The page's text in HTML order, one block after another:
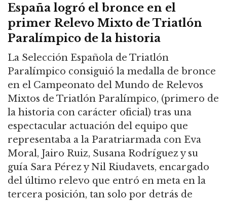
España logró el bronce en el
primer Relevo Mixto de Triatlón
Paralímpico de la historia
La Selección Española de Triatlón
Paralímpico consiguió la medalla de bronce
en el Campeonato del Mundo de Relevos
Mixtos de Triatlón Paralímpico, (primero de
la historia con carácter oficial) tras una
espectacular actuación del equipo que
representaba a la Paratriarmada con Eva
Moral, Jairo Ruiz, Susana Rodríguez y su
guía Sara Pérez y Nil Riudavets, encargado
del último relevo que entró en meta en la
tercera posición, tan solo por detrás de